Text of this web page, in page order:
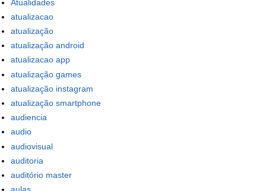
Atualidades
atualizacao
atualização
atualização android
atualizacao app
atualização games
atualização instagram
atualização smartphone
audiencia
audio
audiovisual
auditoria
auditório master